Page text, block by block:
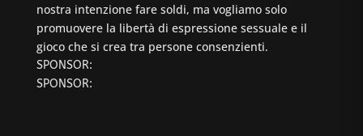
nostra intenzione fare soldi, ma vogliamo solo
promuovere la libertà di espressione sessuale e il
gioco che si crea tra persone consenzienti.
SPONSOR:
SPONSOR: